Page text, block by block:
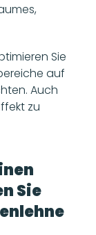
Sie
auf
Auch
zu
Sie